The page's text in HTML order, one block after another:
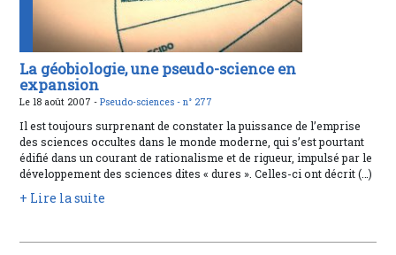
La géobiologie, une pseudo-science en
expansion
Le 18 août 2007 -Pseudo-sciences -n° 277
Il est toujours surprenant de constater la puissance de l’emprise
des sciences occultes dans le monde moderne, qui s’est pourtant
édifié dans un courant de rationalisme et de rigueur, impulsé par le
développement des sciences dites « dures ». Celles-ci ont décrit (…)
+ Lire la suite